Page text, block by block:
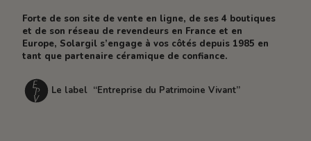
Forte de son site de vente en ligne, de ses 4 boutiques
et de son réseau de revendeurs en France et en
Europe, Solargil s’engage à vos côtés depuis 1985 en
tant que partenaire céramique de confiance.
Le label “Entreprise du Patrimoine Vivant”